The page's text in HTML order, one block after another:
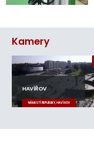
Kamery
HAVÍŘOV
NÁMĚSTÍ REPUBLIKY, HAVÍŘOV